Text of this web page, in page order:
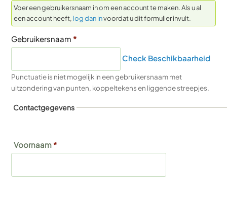
Voer een gebruikersnaam in om een account te maken. Als u al
een account heeft, log dan invoordat u dit formulier invult.
Gebruikersnaam *
Check Beschikbaarheid
Punctuatie is niet mogelijk in een gebruikersnaam met
uitzondering van punten, koppeltekens en liggende streepjes.
Contactgegevens
Voornaam *